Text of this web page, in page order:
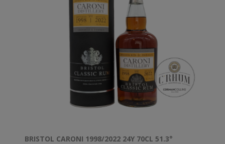
BRISTOL CARONI 1998/2022 24Y 70CL 51.3°